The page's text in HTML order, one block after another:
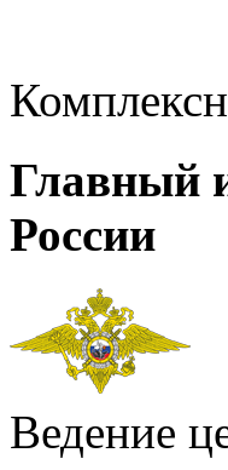
Главный
России
Ведение